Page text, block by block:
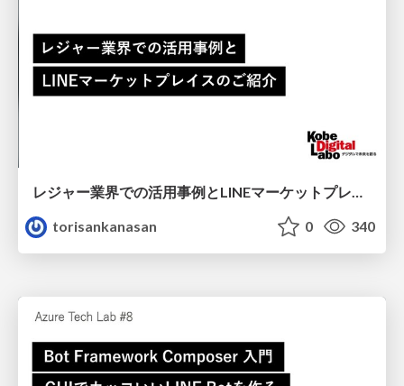
レジャー業界での活用事例とLINEマーケットプレイスのご紹介/linedc20210602
torisankanasan
0 340